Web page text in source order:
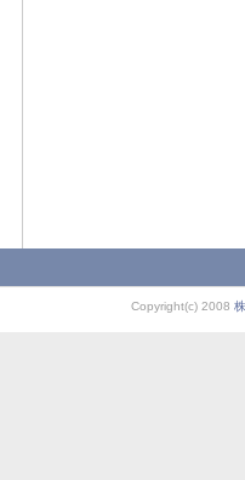
Copyright(c) 2008